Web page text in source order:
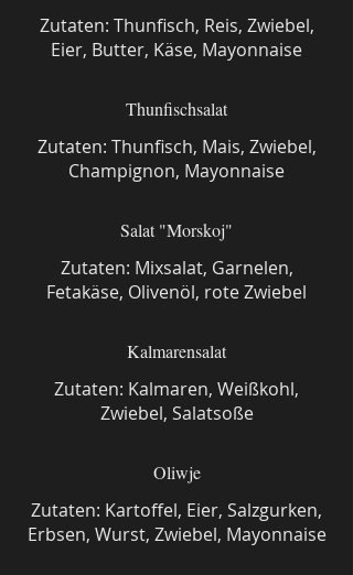
Zutaten: Thunfisch, Reis, Zwiebel,
Eier, Butter, Käse, Mayonnaise
Thunfischsalat
Zutaten: Thunfisch, Mais, Zwiebel,
Champignon, Mayonnaise
Salat "Morskoj"
Zutaten: Mixsalat, Garnelen,
Fetakäse, Olivenöl, rote Zwiebel
Kalmarensalat
Zutaten: Kalmaren, Weißkohl,
Zwiebel, Salatsoße
Oliwje
Zutaten: Kartoffel, Eier, Salzgurken,
Erbsen, Wurst, Zwiebel, Mayonnaise